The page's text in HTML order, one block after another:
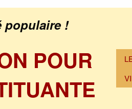
populaire !
POUR